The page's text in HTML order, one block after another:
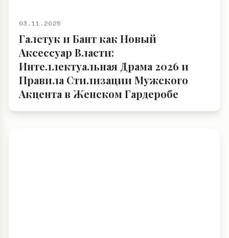
03.11.2025
Галстук и Бант как Новый
Аксессуар Власти:
Интеллектуальная Драма 2026 и
Правила Стилизации Мужского
Акцента в Женском Гардеробе